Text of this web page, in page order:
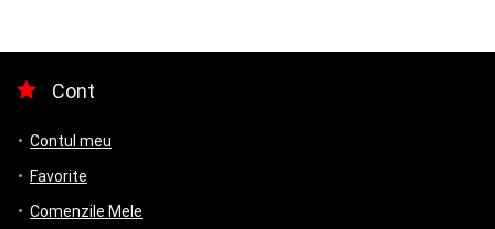
Cont
Contul meu
Favorite
Comenzile Mele